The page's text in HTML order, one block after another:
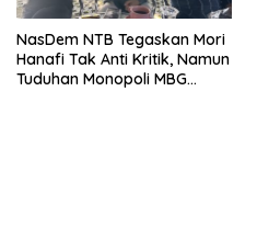
NasDem NTB Tegaskan Mori
Hanafi Tak Anti Kritik, Namun
Tuduhan Monopoli MBG